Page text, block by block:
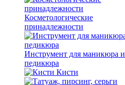
Косметологические
принадлежности
Инструмент для маникюра и
педикюра
Кисти